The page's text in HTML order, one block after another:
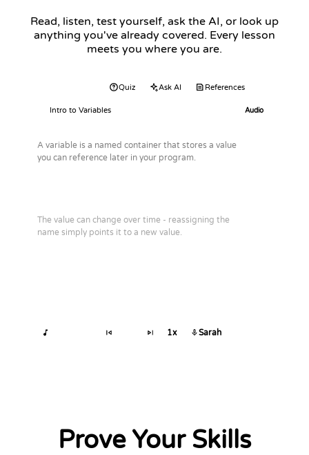
Read, listen, test yourself, ask the AI, or look up
anything you've already covered. Every lesson
meets you where you are.
Quiz Ask AI References
Intro to Variables Audio
A variable is a named container that stores a value
you can reference later in your program.
The value can change over time - reassigning the
name simply points it to a new value.
1x Sarah
Prove Your Skills